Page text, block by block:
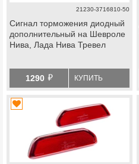
21230-3716810-50
Сигнал торможения диодный
дополнительный на Шевроле
Нива, Лада Нива Тревел
1290 й КУПИТЬ